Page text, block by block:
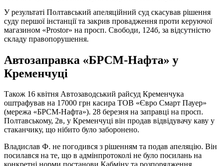
У результаті Полтавський апеляційний суд скасував рішення
суду першої інстанції та закрив провадження проти керуючої
магазином «Prostor» на просп. Свободи, 124б, за відсутністю
складу правопорушення.
Автозаправка «БРСМ-Нафта» у
Кременчуці
Також 16 квітня Автозаводський райсуд Кременчука
оштрафував на 17000 грн касира ТОВ «Євро Смарт Пауер»
(мережа «БРСМ-Нафта»). 28 березня на заправці на просп.
Полтавському, 2в, у Кременчуці він продав відвідувачу каву у
стаканчику, що нібито було заборонено.
Владислав Ф. не погодився з рішенням та подав апеляцію. Він
посилався на те, що в адмінпротоколі не було посилань на